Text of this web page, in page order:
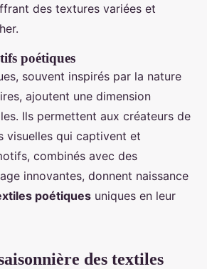
des textures variées et
poétiques
souvent inspirés par la nature
ajoutent une dimension
Ils permettent aux créateurs de
visuelles qui captivent et
combinés avec des
innovantes, donnent naissance
poétiques uniques en leur
des textiles